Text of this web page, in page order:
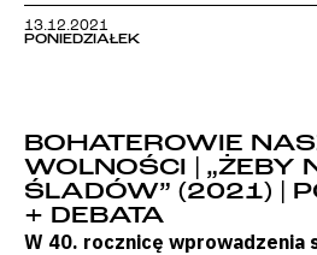
13.12.2021
PONIEDZIAŁEK
BOHATEROWIE
WOLNOŚCI | „ŻEBY
ŚLADÓW” (2021) |
+ DEBATA
W 40. rocznicę wprowadzenia